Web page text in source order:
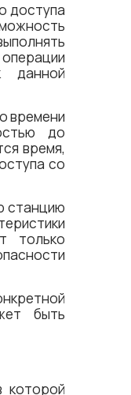
доступа
времени
до
время,
со
станцию
только
быть
которой